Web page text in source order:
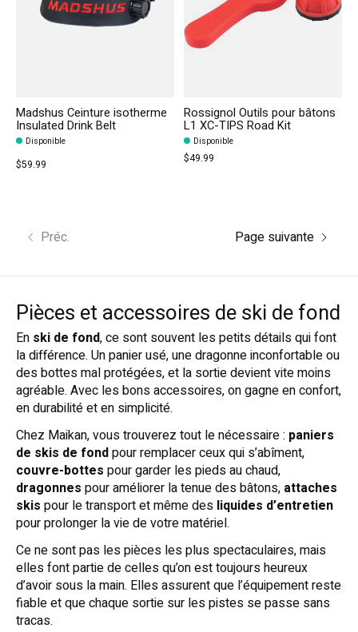
Madshus Ceinture isotherme
Insulated Drink Belt
Disponible
$59.99
Rossignol Outils pour bâtons
L1 XC-TIPS Road Kit
Disponible
$49.99
Préc. Page suivante
Pièces et accessoires de ski de fond
En ski de fond, ce sont souvent les petits détails qui font
la différence. Un panier usé, une dragonne inconfortable ou
des bottes mal protégées, et la sortie devient vite moins
agréable. Avec les bons accessoires, on gagne en confort,
en durabilité et en simplicité.
Chez Maikan, vous trouverez tout le nécessaire : paniers
de skis de fondpour remplacer ceux qui s’abîment,
couvre-bottes pour garder les pieds au chaud,
dragonnes pour améliorer la tenue des bâtons, attaches
skis pour le transport et même des liquides d’entretien
pour prolonger la vie de votre matériel.
Ce ne sont pas les pièces les plus spectaculaires, mais
elles font partie de celles qu’on est toujours heureux
d’avoir sous la main. Elles assurent que l’équipement reste
fiable et que chaque sortie sur les pistes se passe sans
tracas.